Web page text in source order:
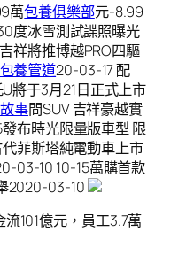
萬包養俱樂部元-8.99
度冰雪測試諜照曝光
祥將推博越PRO四驅
包養管道20-03-17 ​配
將于3月21日正式上市
事間SUV 吉祥豪越實
布時光限量版車型 限
菲斯塔純電動車上市
03-10 ​10-15萬購首款
2020-03-10
101億元，員工3.7萬